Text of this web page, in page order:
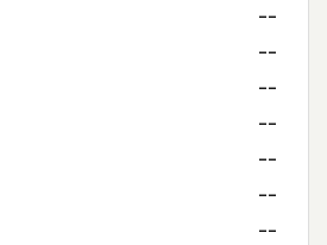
--
--
--
--
--
--
--